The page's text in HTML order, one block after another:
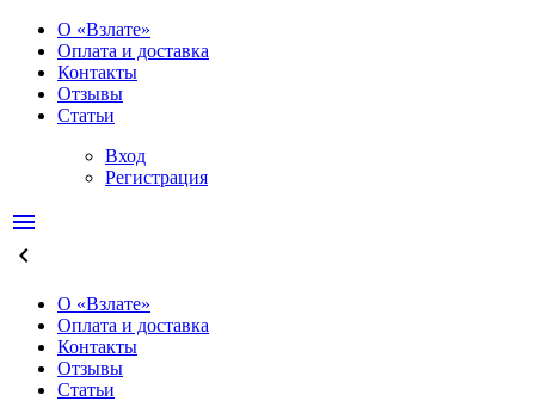
О «Взлате»
Оплата и доставка
Контакты
Отзывы
Статьи
Вход
Регистрация
menu
keyboard_arrow_left
О «Взлате»
Оплата и доставка
Контакты
Отзывы
Статьи